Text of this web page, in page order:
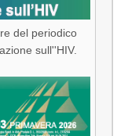
del periodico
sull''HIV.